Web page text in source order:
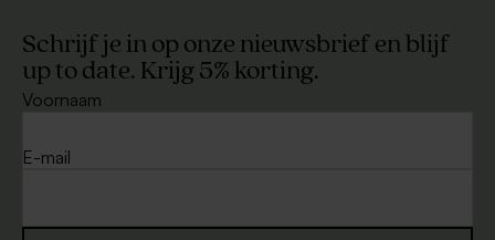
Eucalyptus envelop lang met
Schrijf je in op onze nieuwsbrief en blijf
up to date. Krijg 5% korting.
Voornaam
E-mail